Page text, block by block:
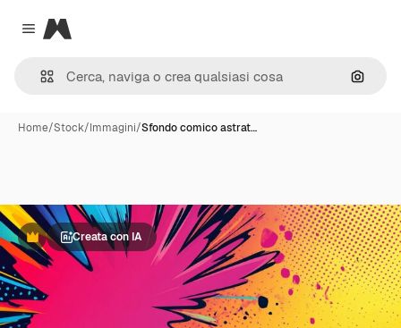
Close menu
Magnific
Cerca
Home/Stock/Immagini/Sfondo comico astrat…
PremiumCreata con IA